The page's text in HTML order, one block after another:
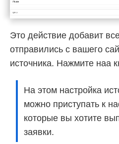
Это действие добавит
отправились с вашего
источника. Нажмите наа
На этом настройка
можно приступать к
которые вы хотите
заявки.